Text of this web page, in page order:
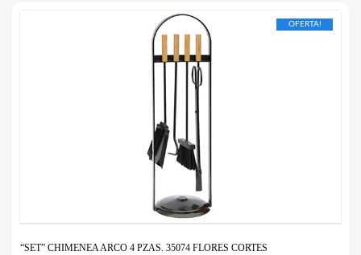
OFERTA!
“SET” CHIMENEA ARCO 4 PZAS. 35074 FLORES CORTES